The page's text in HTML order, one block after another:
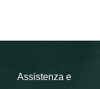
sono
Assistenza e